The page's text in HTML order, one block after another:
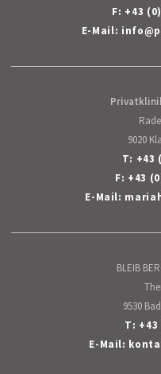
F: +43
E-Mail: info@
9020
T: +43
F: +43
E-Mail:
BLEIB
9530
T: +43
E-Mail: